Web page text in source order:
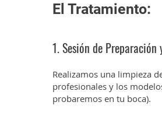
El Tratamiento:
1. Sesión de
Realizamos una limpieza
profesionales y los
probaremos en tu boca).